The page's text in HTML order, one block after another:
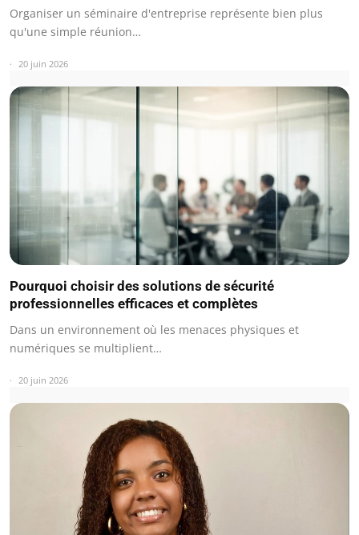
Organiser un séminaire d'entreprise représente bien plus
qu'une simple réunion…
20 juin 2026
Pourquoi choisir des solutions de sécurité
professionnelles efficaces et complètes
Dans un environnement où les menaces physiques et
numériques se multiplient…
20 juin 2026